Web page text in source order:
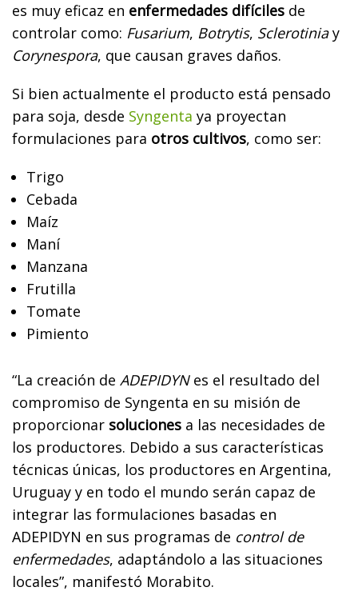
es muy eficaz en enfermedades difíciles de
controlar como: Fusarium, Botrytis, Sclerotiniay
Corynespora, que causan graves daños.
Si bien actualmente el producto está pensado
para soja, desde Syngenta ya proyectan
formulaciones para otros cultivos, como ser:
Trigo
Cebada
Maíz
Maní
Manzana
Frutilla
Tomate
Pimiento
“La creación de ADEPIDYNes el resultado del
compromiso de Syngenta en su misión de
proporcionar soluciones a las necesidades de
los productores. Debido a sus características
técnicas únicas, los productores en Argentina,
Uruguay y en todo el mundo serán capaz de
integrar las formulaciones basadas en
ADEPIDYN en sus programas de control de
enfermedades, adaptándolo a las situaciones
locales”, manifestó Morabito.